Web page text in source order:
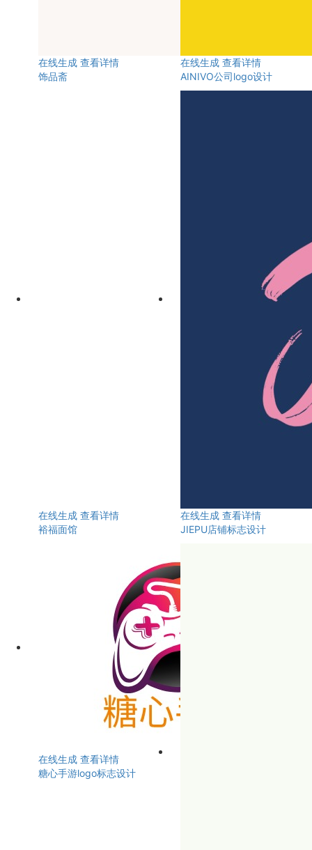
在线生成 查看详情
饰品斋
在线生成 查看详情
AINIVO公司logo设计
在线生成 查看详情
裕福面馆
在线生成 查看详情
JIEPU店铺标志设计
在线生成 查看详情
糖心手游logo标志设计